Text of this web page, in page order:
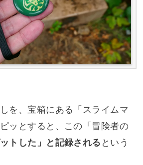
を、宝箱にある「スライムマ
ッとすると、この「冒険者の
ットした」と記録される という